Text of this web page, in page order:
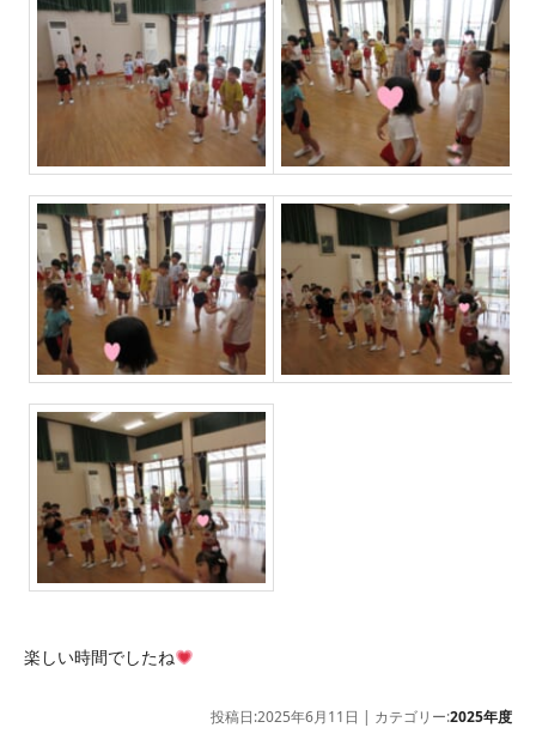
楽しい時間でしたね
投稿日:2025年6月11日 | カテゴリー:2025年度